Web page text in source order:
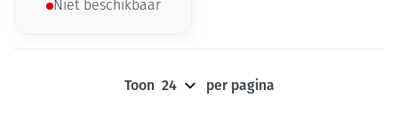
Niet beschikbaar
Toon per pagina